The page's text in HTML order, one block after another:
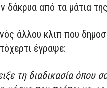
δάκρυα από τα μάτια
άλλου κλιπ που
έγραψε:
τη διαδικασία όπου